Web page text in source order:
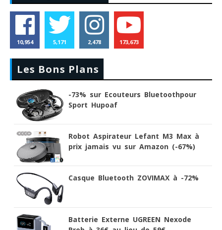
10,954 5,171 2,478 173,673
Les Bons Plans
-73% sur Ecouteurs Bluetoothpour
Sport Hupoaf
Robot Aspirateur Lefant M3 Max à
prix jamais vu sur Amazon (-67%)
Casque Bluetooth ZOVIMAX à -72%
Batterie Externe UGREEN Nexode